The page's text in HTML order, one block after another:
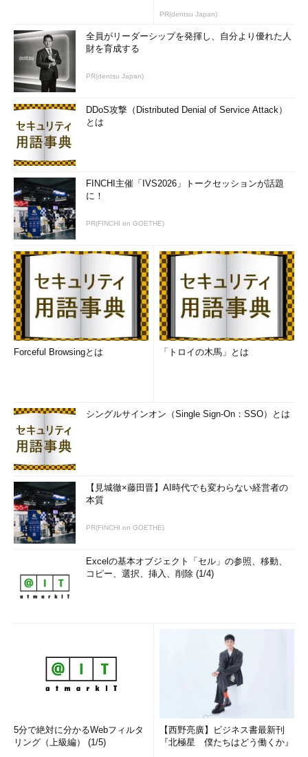
PR(dentsu Japan)
全員がリーダーシップを発揮し、自分より優れた人
財を育成する
PR(dentsu Japan)
DDoS攻撃（Distributed Denial of Service Attack）
とは
FINCHI主催「IVS2026」トークセッションが話題
に！
PR(FINCHI on GOETHE)
Forceful Browsingとは 「トロイの木馬」とは
シングルサインオン（Single Sign-On：SSO）とは
【見城徹×藤田晋】AI時代でも変わらない経営者の
本質
PR(FINCHI on GOETHE)
Excelの基本オブジェクト「セル」の参照、移動、
コピー、選択、挿入、削除 (1/4)
5分で絶対に分かるWebフィルタ
リング（上級編） (1/5)
【西野亮廣】ビジネス書最新刊
『北極星 僕たちはどう働くか』